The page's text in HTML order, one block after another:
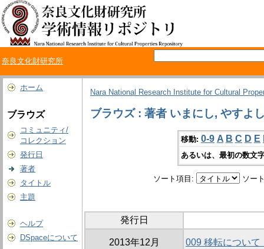
奈良文化財研究所
ホーム
ブラウズ
コミュニティ/
コレクション
発行日
著者
タイトル
主題
ヘルプ
DSpaceについて
Nara National Research Institute for Cultural
ブラウズ : 著者 いまにし, やすよ
移動: 0-9 A B C D E
あるいは、最初の数文
ソート項目: ソー
発行日
2013年12月 009 移転について